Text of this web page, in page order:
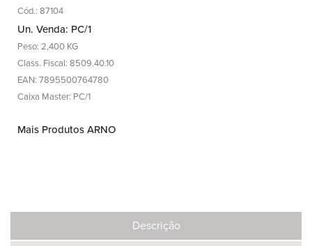
Cód.: 87104
Un. Venda: PC/1
Peso: 2,400 KG
Class. Fiscal: 8509.40.10
EAN: 7895500764780
Caixa Master: PC/1
Mais Produtos ARNO
Descrição